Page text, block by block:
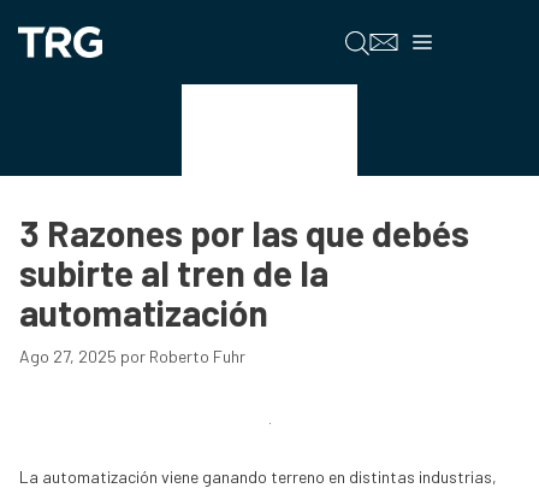
contenido
Menú
3 Razones por las que debés
subirte al tren de la
automatización
Ago 27, 2025 por Roberto Fuhr
La automatización viene ganando terreno en distintas industrias,